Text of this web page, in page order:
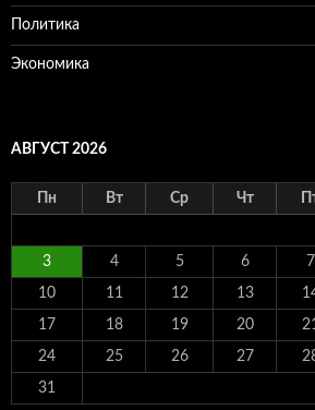
Политика
Экономика
АВГУСТ 2026
Пн Вт Ср Чт
3 4 5 6 7
10 11 12 13
17 18 19 20
24 25 26 27
31